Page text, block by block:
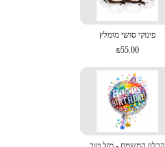
פינוקי סושי מומלץ
₪55.00